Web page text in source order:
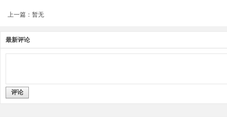
上一篇：暂无
最新评论
评论